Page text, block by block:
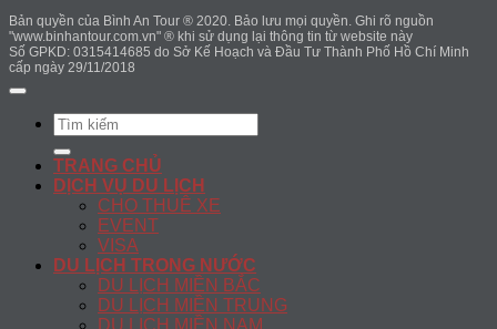
Bản quyền của Bình An Tour ® 2020. Bảo lưu mọi quyền. Ghi rõ nguồn
"www.binhantour.com.vn" ® khi sử dụng lại thông tin từ website này
Số GPKD: 0315414685 do Sở Kế Hoạch và Đầu Tư Thành Phố Hồ Chí Minh
cấp ngày 29/11/2018
Search
for:
TRANG CHỦ
DỊCH VỤ DU LỊCH
CHO THUÊ XE
EVENT
VISA
DU LỊCH TRONG NƯỚC
DU LỊCH MIỀN BẮC
DU LỊCH MIỀN TRUNG
DU LỊCH MIỀN NAM